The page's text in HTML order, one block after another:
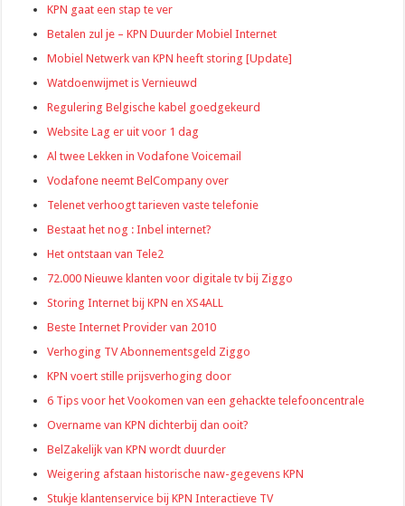
KPN gaat een stap te ver
Betalen zul je – KPN Duurder Mobiel Internet
Mobiel Netwerk van KPN heeft storing [Update]
Watdoenwijmet is Vernieuwd
Regulering Belgische kabel goedgekeurd
Website Lag er uit voor 1 dag
Al twee Lekken in Vodafone Voicemail
Vodafone neemt BelCompany over
Telenet verhoogt tarieven vaste telefonie
Bestaat het nog : Inbel internet?
Het ontstaan van Tele2
72.000 Nieuwe klanten voor digitale tv bij Ziggo
Storing Internet bij KPN en XS4ALL
Beste Internet Provider van 2010
Verhoging TV Abonnementsgeld Ziggo
KPN voert stille prijsverhoging door
6 Tips voor het Vookomen van een gehackte telefooncentrale
Overname van KPN dichterbij dan ooit?
BelZakelijk van KPN wordt duurder
Weigering afstaan historische naw-gegevens KPN
Stukje klantenservice bij KPN Interactieve TV